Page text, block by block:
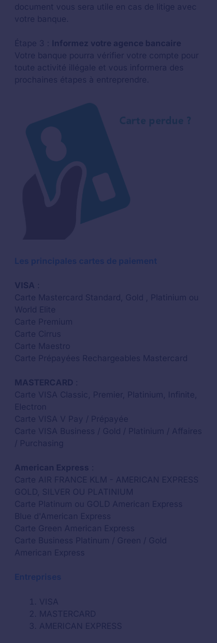
document vous sera utile en cas de litige avec
votre banque.
Étape 3 :
Informez votre agence bancaire
Votre banque pourra vérifier votre compte pour
toute activité illégale et vous informera des
prochaines étapes à entreprendre.
Les principales cartes de paiement
VISA :
Carte Mastercard Standard, Gold , Platinium ou
World Elite
Carte Premium
Carte Cirrus
Carte Maestro
Carte Prépayées Rechargeables Mastercard
MASTERCARD :
Carte VISA Classic, Premier, Platinium, Infinite,
Electron
Carte VISA V Pay / Prépayée
Carte VISA Business / Gold / Platinium / Affaires
/ Purchasing
American Express :
Carte AIR FRANCE KLM - AMERICAN EXPRESS
GOLD, SILVER OU PLATINIUM
Carte Platinum ou GOLD American Express
Blue d'American Express
Carte Green American Express
Carte Business Platinum / Green / Gold
American Express
Entreprises
VISA
MASTERCARD
AMERICAN EXPRESS